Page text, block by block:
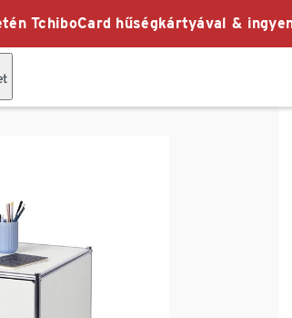
TchiboCard hűségkártyával &